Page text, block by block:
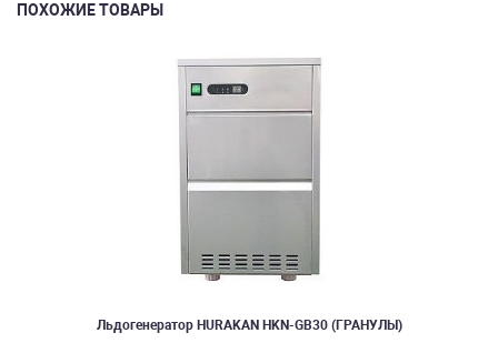
ПОХОЖИЕ ТОВАРЫ
Льдогенератор HURAKAN HKN-GB30 (ГРАНУЛЫ)